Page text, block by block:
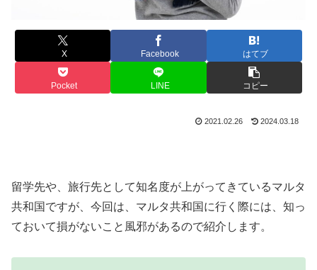
X Facebook はてブ
Pocket LINE コピー
2021.02.26 2024.03.18
留学先や、旅行先として知名度が上がってきているマルタ
共和国ですが、今回は、マルタ共和国に行く際には、知っ
ておいて損がないこと風邪があるので紹介します。